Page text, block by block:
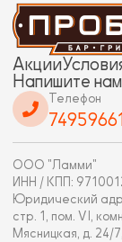
Акции
Напишите нам
Телефон
ООО "Ламми"
ИНН / КПП:
Юридический
стр. 1, пом. VI,
Мясницкая, д.